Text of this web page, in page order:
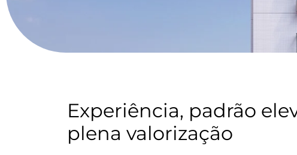
Experiência, padrão
plena valorização